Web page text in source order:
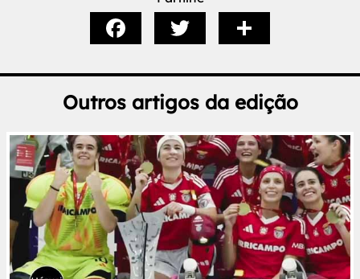
Outros artigos da edição